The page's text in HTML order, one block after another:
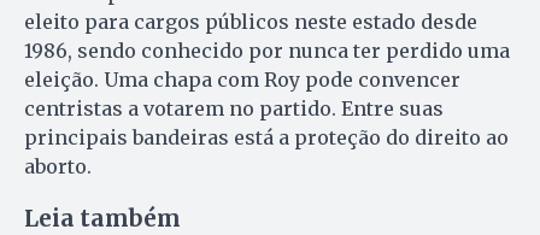
eleito para cargos públicos neste estado desde
1986, sendo conhecido por nunca ter perdido uma
eleição. Uma chapa com Roy pode convencer
centristas a votarem no partido. Entre suas
principais bandeiras está a proteção do direito ao
aborto.
Leia também